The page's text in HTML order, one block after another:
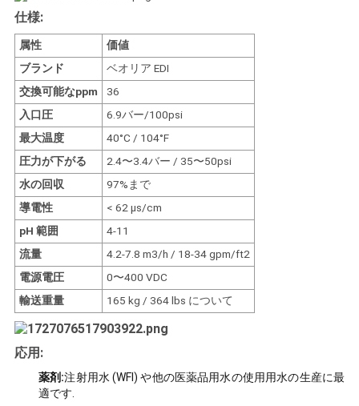
引
用
を
要
求
し
な
さ
い
地
仕様:
属性
価値
ブランド
ベオリア EDI
交換可能なppm
36
入口圧
6.9バー/100psi
最大温度
40°C / 104°F
圧力が下がる
2.4〜3.4バー / 35〜50psi
水の回収
97%まで
導電性
< 62 μs/cm
pH 範囲
4-11
流量
4.2-7.8 m3/h / 18-34 gpm/ft2
電源電圧
0〜400 VDC
輸送重量
165 kg / 364 lbs について
応用:
薬剤:注射用水 (WFI) や他の医薬品用水の使用用水の生産に最
適です.